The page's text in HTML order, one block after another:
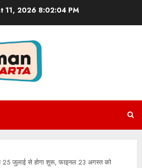
11, 2026 8:02:04 PM
जुलाई से होगा शुरू, फाइनल 23 अगस्त को